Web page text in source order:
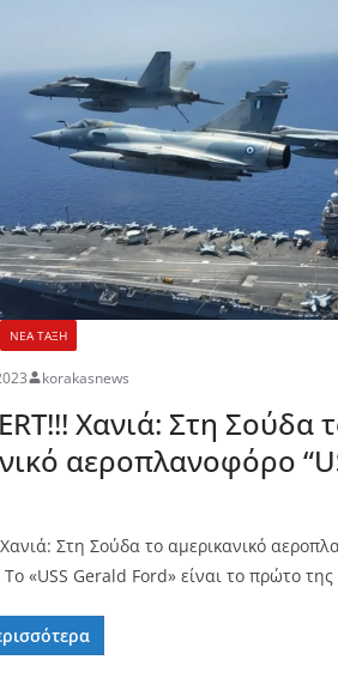
ΝΕΑ ΤΑΞΗ
korakasnews
Χανιά: Στη Σούδα
αεροπλανοφόρο
Στη Σούδα το αμερικανικό
«USS Gerald Ford» είναι το πρώτο της